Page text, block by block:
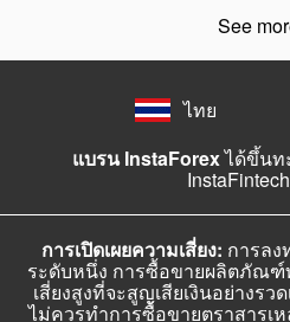
See
ไทย
แบรน InstaForexได้ขึ้นท
การเปิดเผยความเสี่ยง: การล
ระดับหนึ่ง การซื้อขายผลิตภัณฑ์
เสี่ยงสูงที่จะสูญเสียเงินอย่างรว
ไม่ควรทำการซื้อขายตราสารเ